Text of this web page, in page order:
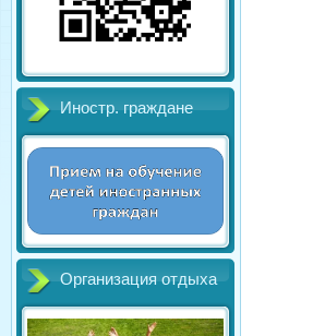
Иностр. граждане
Организация отдыха